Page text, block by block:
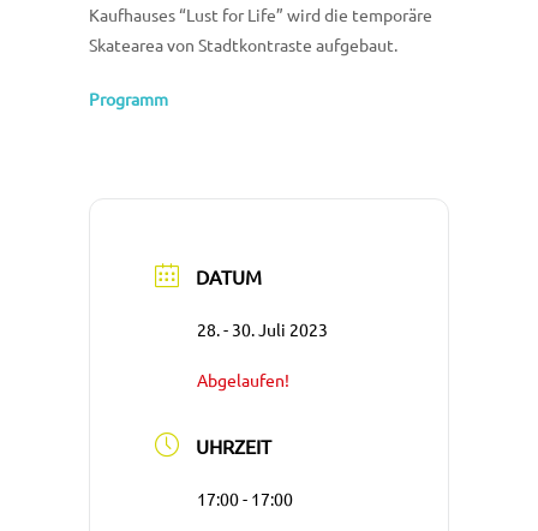
Kaufhauses “Lust for Life” wird die temporäre
Skatearea von Stadtkontraste aufgebaut.
Programm
DATUM
28. - 30. Juli 2023
Abgelaufen!
UHRZEIT
17:00 - 17:00